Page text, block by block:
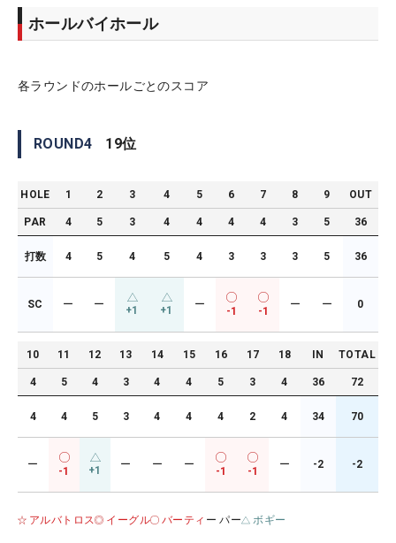
ホールバイホール
各ラウンドのホールごとのスコア
ROUND4 19位
HOLE 1 2 3 4 5 6 7 8 9 OUT
PAR 4 5 3 4 4 4 4 3 5 36
打数 4 5 4 5 4 3 3 3 5 36
SC ー ー +1 +1 ー
-1 -1
ー ー 0
10 11 12 13 14 15 16 17 18 IN TOTAL
4 5 4 3 4 4 5 3 4 36 72
4 4 5 3 4 4 4 2 4 34 70
ー
-1 +1 ー ー ー
-1 -1
ー -2 -2
アルバトロス イーグル バーティ ー パー ボギー